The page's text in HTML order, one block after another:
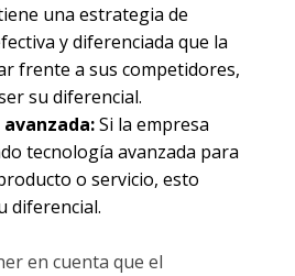
una estrategia de
y diferenciada que la
frente a sus competidores,
su diferencial.
Si la empresa
tecnología avanzada para
o servicio, esto
diferencial.
en cuenta que el